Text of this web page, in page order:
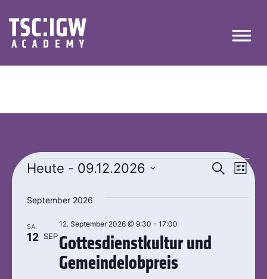
Suche
SucheListe
Heute - 09.12.2026
September 2026
SA.
12 SEPGottesdienstkultur und
Gemeindelobpreis
12. September 2026 @ 9:30 - 17:00